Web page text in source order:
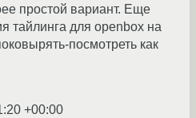
простой вариант. Еще
тайлинга для openbox на
посмотреть как
+00:00